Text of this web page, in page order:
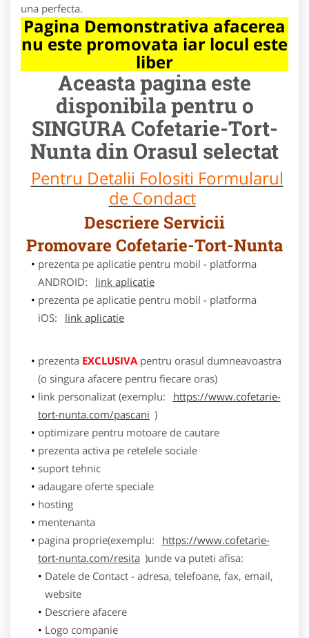
una perfecta.
Pagina Demonstrativa afacerea
nu este promovata iar locul este
liber
Aceasta pagina este
disponibila pentru o
SINGURA Cofetarie-Tort-
Nunta din Orasul selectat
Pentru Detalii Folositi Formularul
de Condact
Descriere Servicii
Promovare Cofetarie-Tort-Nunta
prezenta pe aplicatie pentru mobil - platforma
ANDROID:
link aplicatie
prezenta pe aplicatie pentru mobil - platforma
iOS:
link aplicatie
prezenta EXCLUSIVApentru orasul dumneavoastra
(o singura afacere pentru fiecare oras)
link personalizat (exemplu:
https://www.cofetarie-
tort-nunta.com/pascani )
optimizare pentru motoare de cautare
prezenta activa pe retelele sociale
suport tehnic
adaugare oferte speciale
hosting
mentenanta
pagina proprie(exemplu:
https://www.cofetarie-
tort-nunta.com/resita )unde va puteti afisa:
Datele de Contact - adresa, telefoane, fax, email,
website
Descriere afacere
Logo companie